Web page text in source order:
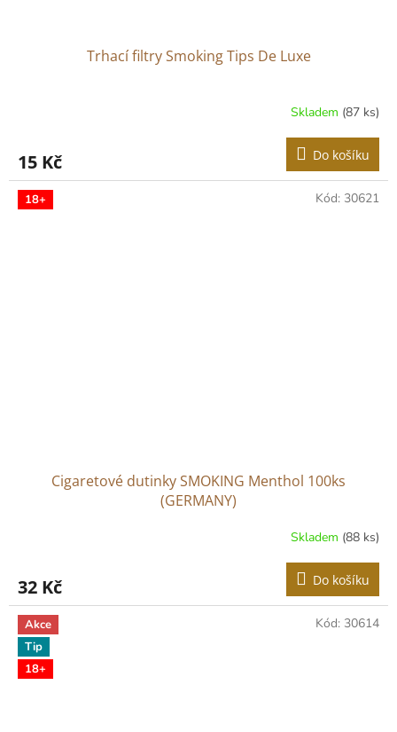
Trhací filtry Smoking Tips De Luxe
Skladem (87 ks)
15 Kč Do košíku
18+
Cigaretové dutinky SMOKING Menthol 100ks
(GERMANY)
Skladem (88 ks)
32 Kč Do košíku
Kód: 30621
Akce
Tip
18+
Kód: 30614